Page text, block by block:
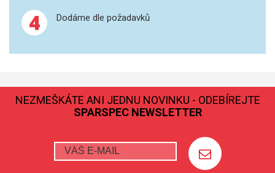
LISOVÁNÍ
SPEX MLETÍ
MS/SPM
4 Dodáme dle požadavků
NEZMEŠKÁTE ANI JEDNU NOVINKU - ODEBÍREJTE
SPARSPEC NEWSLETTER